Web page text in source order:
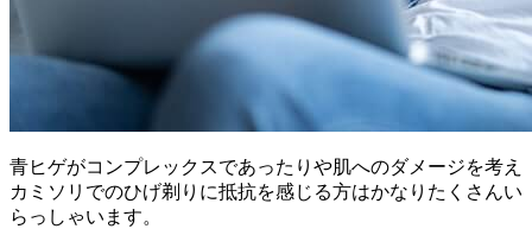
青ヒゲがコンプレックスであったりや肌へのダメージを考え
カミソリでのひげ剃りに抵抗を感じる方はかなりたくさんい
らっしゃいます。